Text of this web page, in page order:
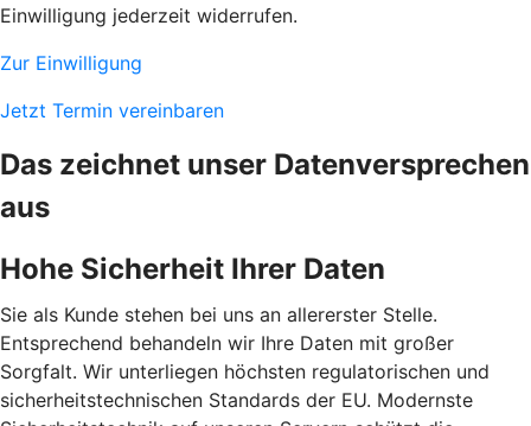
Einwilligung jederzeit widerrufen.
Zur Einwilligung
Jetzt Termin vereinbaren
Das zeichnet unser Datenversprechen
aus
Hohe Sicherheit Ihrer Daten
Sie als Kunde stehen bei uns an allererster Stelle.
Entsprechend behandeln wir Ihre Daten mit großer
Sorgfalt. Wir unterliegen höchsten regulatorischen und
sicherheitstechnischen Standards der EU. Modernste